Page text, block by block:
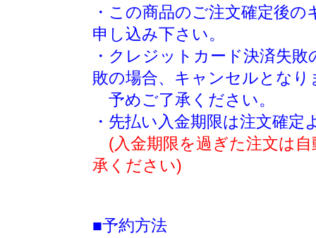
・この商品のご注文確定後
申し込み下さい。
・クレジットカード決済失
敗の場合、キャンセルとなり
予めご了承ください。
・先払い入金期限は注文確
(入金期限を過ぎた注文は
承ください)
■予約方法